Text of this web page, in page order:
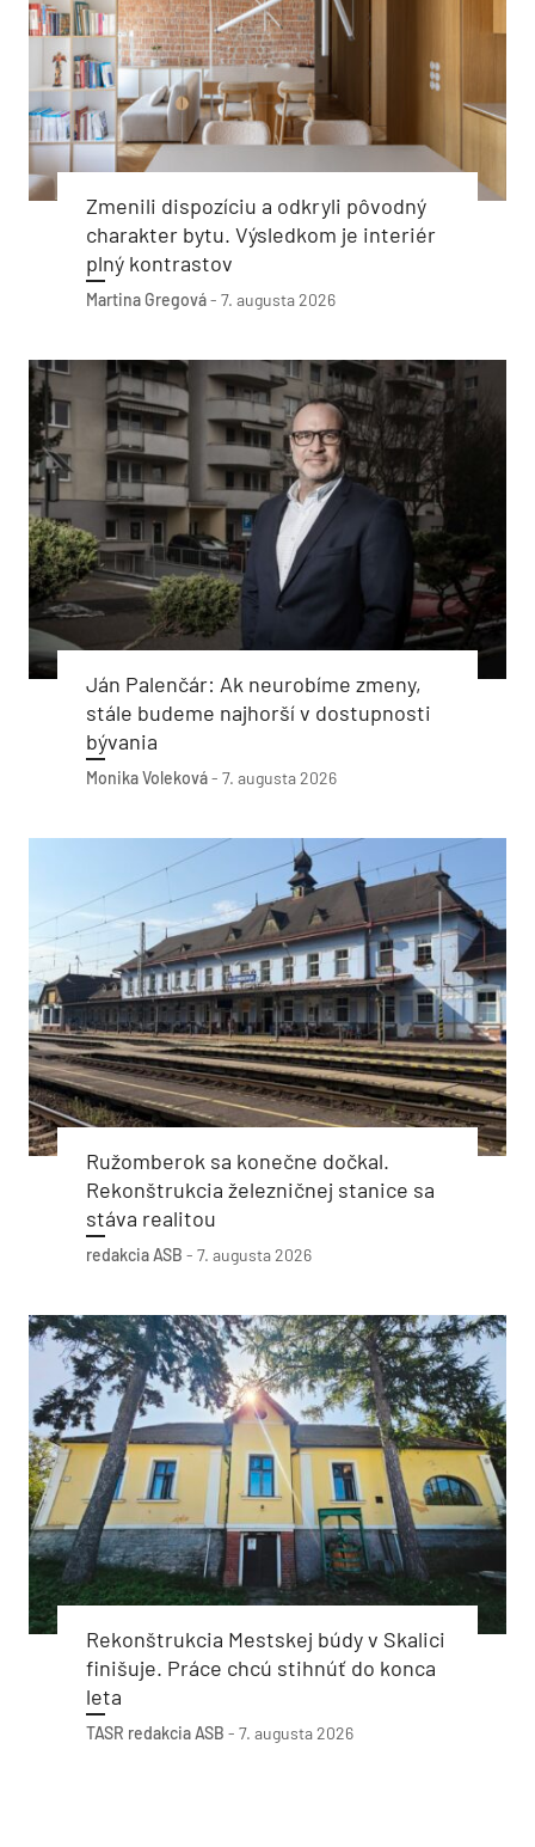
Zmenili dispozíciu a odkryli pôvodný
charakter bytu. Výsledkom je interiér
plný kontrastov
Martina Gregová- 7. augusta 2026
Ján Palenčár: Ak neurobíme zmeny,
stále budeme najhorší v dostupnosti
bývania
Monika Voleková- 7. augusta 2026
Ružomberok sa konečne dočkal.
Rekonštrukcia železničnej stanice sa
stáva realitou
redakcia ASB - 7. augusta 2026
Rekonštrukcia Mestskej búdy v Skalici
finišuje. Práce chcú stihnúť do konca
leta
TASR redakcia ASB - 7. augusta 2026